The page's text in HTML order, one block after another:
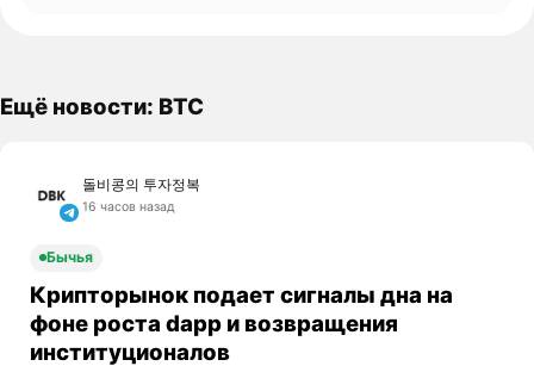
Ещё новости: BTC
돌비콩의 투자정복
16 часов назад
Бычья
Крипторынок подает сигналы дна на
фоне роста dapp и возвращения
институционалов